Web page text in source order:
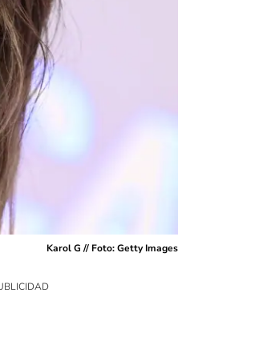
Karol G // Foto: Getty Images